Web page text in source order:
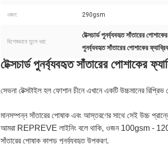
ওজন: 290gsm
বিশেষভাবে তুলে ধরা:
টেক্সচার্ড পুনর্ব্যবহৃত সাঁতারের
পুনর্ব্যবহৃত সাঁতারের পোশাকের
টেক্সচার্ড পুনর্ব্যবহৃত সাঁতারের পোশাকের
সেভনা টেক্সটাইল হল ফোশান চীনে এখানে একটি উচ্চমানের রিপ্রিভ
মানসম্পন্ন সাঁতারের পোষাক এবং আস্তরণের সাথে সেই উচ্চ
আমরা REPREVE লাইনিং বলে থাকি, ওজন 100gsm -
সাঁতারের পোষাক কাপড় পুনর্ব্যবহৃত উপকরণ.